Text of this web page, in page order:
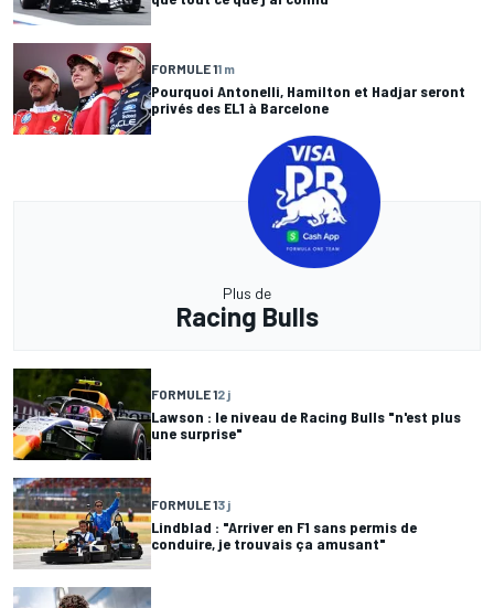
FORMULE 11 m
Pourquoi Antonelli, Hamilton et Hadjar seront
privés des EL1 à Barcelone
Plus de
Racing Bulls
FORMULE 12 j
Lawson : le niveau de Racing Bulls "n'est plus
une surprise"
FORMULE 13 j
Lindblad : "Arriver en F1 sans permis de
conduire, je trouvais ça amusant"